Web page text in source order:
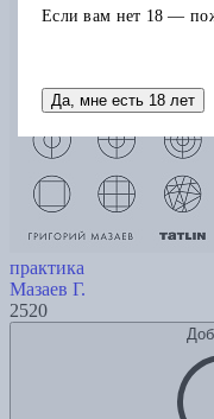
практика
Мазаев Г.
2520
Если вам нет 18 —
Да, мне есть 18 лет